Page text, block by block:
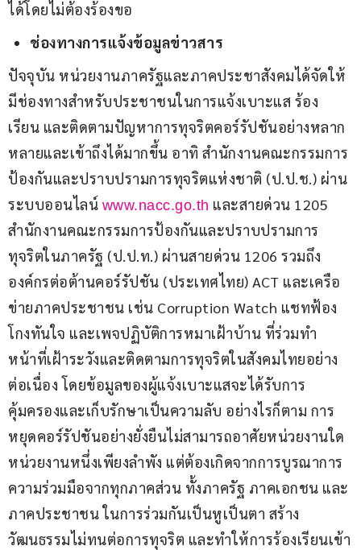
ได้โดยไม่ต้องร้องขอ
ช่องทางการแจ้งข้อมูลข่าวสาร
ปัจจุบัน หน่วยงานภาครัฐและภาคประชาสังคมได้จัดให้
มีช่องทางสำหรับประชาชนในการแจ้งเบาะแส ร้อง
เรียน และติดตามปัญหาการทุจริตคอร์รัปชันอย่างหลาก
หลายและเข้าถึงได้มากขึ้น อาทิ สำนักงานคณะกรรมการ
ป้องกันและปราบปรามการทุจริตแห่งชาติ (ป.ป.ช.) ผ่าน
ระบบออนไลน์ www.nacc.go.th และสายด่วน 1205
สำนักงานคณะกรรมการป้องกันและปราบปรามการ
ทุจริตในภาครัฐ (ป.ป.ท.) ผ่านสายด่วน 1206 รวมถึง
องค์กรต่อต้านคอร์รัปชัน (ประเทศไทย) ACT และเครือ
ข่ายภาคประชาชน เช่น Corruption Watch แชทฟ้อง
โกงทันใจ และเพจปฏิบัติการหมาเฝ้าบ้าน ที่ร่วมทำ
หน้าที่เฝ้าระวังและติดตามการทุจริตในสังคมไทยอย่าง
ต่อเนื่อง โดยข้อมูลของผู้แจ้งเบาะแสจะได้รับการ
คุ้มครองและเก็บรักษาเป็นความลับ อย่างไรก็ตาม การ
หยุดคอร์รัปชันอย่างยั่งยืนไม่สามารถอาศัยหน่วยงานใด
หน่วยงานหนึ่งเพียงลำพัง แต่ต้องเกิดจากการบูรณาการ
ความร่วมมือจากทุกภาคส่วน ทั้งภาครัฐ ภาคเอกชน และ
ภาคประชาชน ในการร่วมกันเป็นหูเป็นตา สร้าง
วัฒนธรรมไม่ทนต่อการทุจริต และทำให้การร้องเรียนเข้า